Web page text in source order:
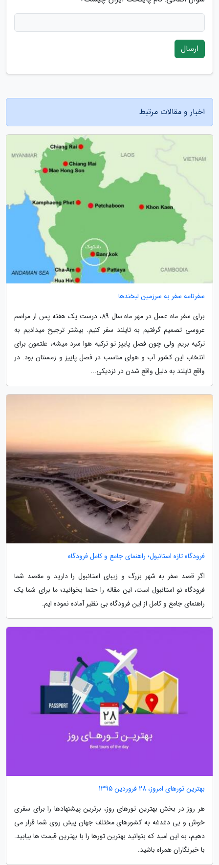
ارسال
اخبار و مقالات مرتبط
سفرنامه سفر به سرزمین لبخندها
برای سفر ماه عسل در مهر ماه سال 89، درست یک هفته پس از مراسم
عروسی تصمیم گرفتیم به تایلند سفر کنیم. بیشتر ترجیح میدادیم به
ترکیه بریم ولی چون فصل پاییز تو ترکیه هوا سرد میشه، علتمون برای
انتخاب این کشور آب و هوای مناسب در فصل پاییز و زمستان بود. در
واقع تایلند به دلیل واقع شدن در نزدیکی...
فرودگاه تازه استانبول؛ راهنمای جامع و کامل فرودگاه
اگر قصد سفر به شهر بزرگ و زیبای استانبول را دارید و مقصد شما
فرودگاه نو استانبول است، این مقاله را حتما بخوانید؛ ما برای شما یک
راهنمای جامع و کامل از این فرودگاه بی نظیر آماده نموده ایم.
بهترین تورهای امروز، 28 فروردین 1395
هر روز در بخش بهترین تورهای روز، برترین پیشنهادها را برای سفری
خوش و بی دغدغه به کشورهای مختلف جهان پیش روی شما قرار می
دهیم، به این امید که بتوانید بهترین تورها را با بهترین قیمت ها بیابید.
با خبرنگاران همراه باشید.